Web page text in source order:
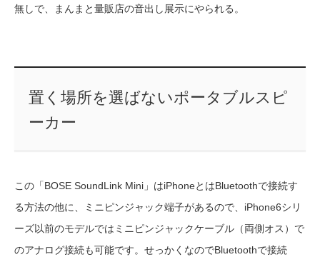
無しで、まんまと量販店の音出し展示にやられる。
置く場所を選ばないポータブルスピ
ーカー
この「BOSE SoundLink Mini」はiPhoneとはBluetoothで接続す
る方法の他に、ミニピンジャック端子があるので、iPhone6シリ
ーズ以前のモデルではミニピンジャックケーブル（両側オス）で
のアナログ接続も可能です。せっかくなのでBluetoothで接続